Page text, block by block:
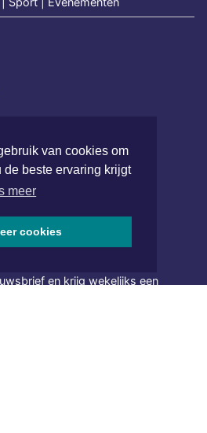
van cookies om
de beste ervaring krijgt
meer
cookies
en krijg wekelijks een